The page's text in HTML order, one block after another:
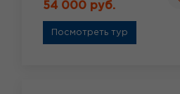
54 000 руб.
Посмотреть тур